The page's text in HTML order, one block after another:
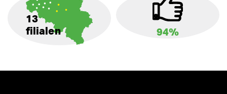
13
filialen
94%